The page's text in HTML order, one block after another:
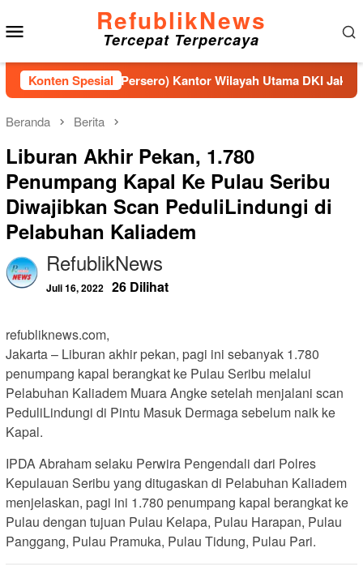
ke
konten
RefublikNews
Tercepat Terpercaya
Konten Spesial
Raharja (Persero) Kantor Wilayah Utama DKI Jakarta
Beranda Berita
Liburan Akhir Pekan, 1.780
Penumpang Kapal Ke Pulau Seribu
Diwajibkan Scan PeduliLindungi di
Pelabuhan Kaliadem
RefublikNews
Juli 16, 2022 26 Dilihat
refubliknews.com,
Jakarta – Liburan akhir pekan, pagi ini sebanyak 1.780
penumpang kapal berangkat ke Pulau Seribu melalui
Pelabuhan Kaliadem Muara Angke setelah menjalani scan
PeduliLindungi di Pintu Masuk Dermaga sebelum naik ke
Kapal.
IPDA Abraham selaku Perwira Pengendali dari Polres
Kepulauan Seribu yang ditugaskan di Pelabuhan Kaliadem
menjelaskan, pagi ini 1.780 penumpang kapal berangkat ke
Pulau dengan tujuan Pulau Kelapa, Pulau Harapan, Pulau
Panggang, Pulau Pramuka, Pulau Tidung, Pulau Pari.